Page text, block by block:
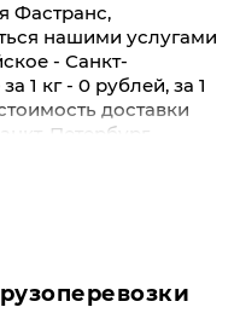
Фастранс,
нашими услугами
- Санкт-
1 кг - 0 рублей, за 1
доставки
Петербург
хотите отправить
готовому маршруту
вопросы,